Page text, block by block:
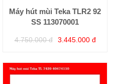
Máy hút mùi Teka TLR2 92
SS 113070001
4.750.000 đ 3.445.000 đ